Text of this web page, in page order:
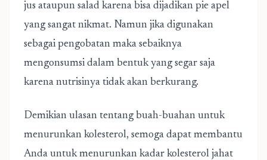
jus ataupun salad karena bisa dijadikan pie apel
yang sangat nikmat. Namun jika digunakan
sebagai pengobatan maka sebaiknya
mengonsumsi dalam bentuk yang segar saja
karena nutrisinya tidak akan berkurang.
Demikian ulasan tentang buah-buahan untuk
menurunkan kolesterol, semoga dapat membantu
Anda untuk menurunkan kadar kolesterol jahat